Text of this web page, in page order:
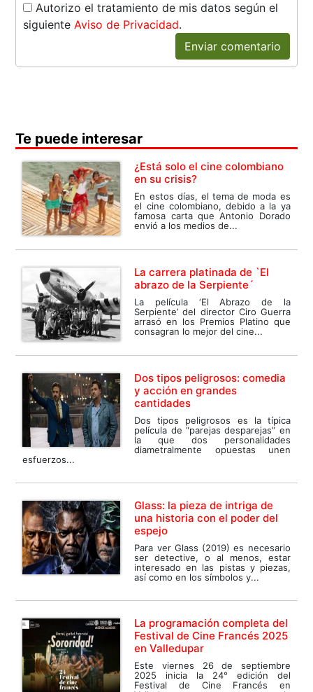
Autorizo el tratamiento de mis datos según el
siguienteAviso de Privacidad.
Enviar comentario
Te puede interesar
¿Está solo el cine colombiano
en su crisis?
En estos días, el tema de moda es
el cine colombiano, debido a la ya
famosa carta que Antonio Dorado
envió a los medios de...
La carrera platinada de `El
abrazo de la Serpiente´
La película ‘El Abrazo de la
Serpiente’ del director Ciro Guerra
arrasó en los Premios Platino que
consagran lo mejor del cine...
Dos tipos peligrosos: comedia
y acción en grandes
cantidades
Dos tipos peligrosos es la típica
película de “parejas desparejas” en
la que dos personalidades
diametralmente opuestas unen
esfuerzos...
Glass: la pieza de intriga de
una historia con el poder del
espejo
Para ver Glass (2019) es necesario
ser detective, o al menos, estar
interesado en las pistas y piezas,
así como en los símbolos y...
La programación completa del
Festival de Cine Francés 2025
en Valledupar
Este viernes 26 de septiembre
2025 inicia la 24° edición del
Festival de Cine Francés en